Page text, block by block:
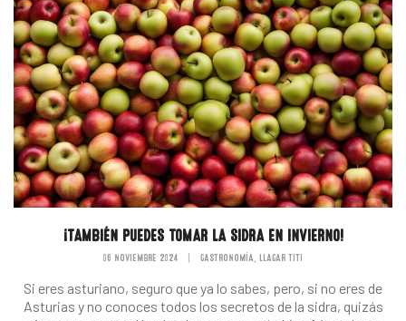
¡TAMBIÉN PUEDES TOMAR LA SIDRA EN INVIERNO!
06 NOVIEMBRE 2024 GASTRONOMÍA, LLAGAR TITI
Si eres asturiano, seguro que ya lo sabes, pero, si no eres de
Asturias y no conoces todos los secretos de la sidra, quizás